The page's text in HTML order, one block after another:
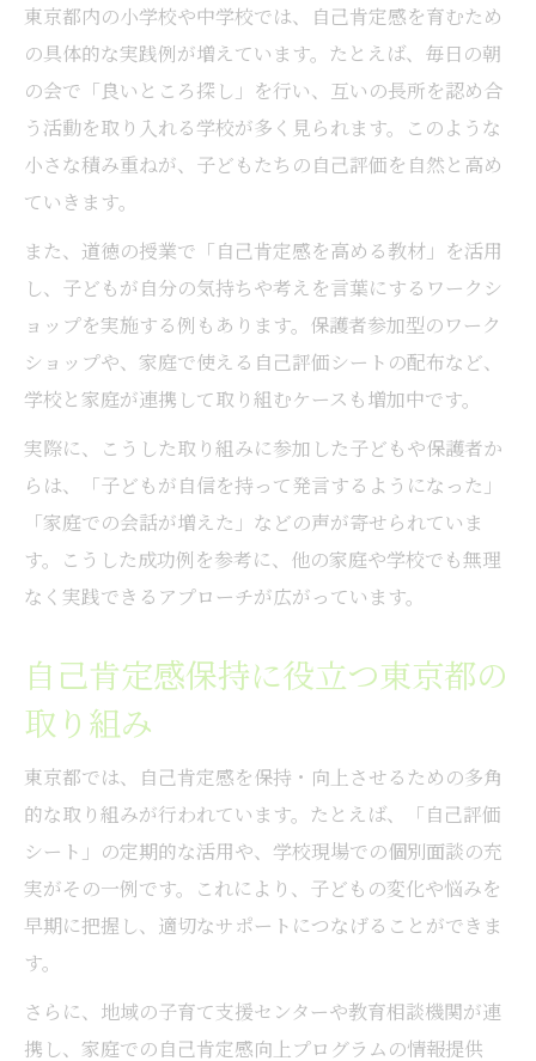
子どもの自己肯定感成長を測定するポイン
ト
自己肯定感の変化を見逃さない観察方法
自己肯定感を高める評価ツールの活用例
自己肯定感が低い人の口癖とその対策
自己肯定感を保つための日常的な心がけ
謙遜文化と自己肯定感の関係を知るポイン
ト
東京都内の小学校や中学校では、自己肯定感を育むため
の具体的な実践例が増えています。たとえば、毎日の朝
の会で「良いところ探し」を行い、互いの長所を認め合
う活動を取り入れる学校が多く見られます。このような
小さな積み重ねが、子どもたちの自己評価を自然と高め
ていきます。
また、道徳の授業で「自己肯定感を高める教材」を活用
し、子どもが自分の気持ちや考えを言葉にするワークシ
ョップを実施する例もあります。保護者参加型のワーク
ショップや、家庭で使える自己評価シートの配布など、
学校と家庭が連携して取り組むケースも増加中です。
実際に、こうした取り組みに参加した子どもや保護者か
らは、「子どもが自信を持って発言するようになった」
「家庭での会話が増えた」などの声が寄せられていま
す。こうした成功例を参考に、他の家庭や学校でも無理
なく実践できるアプローチが広がっています。
自己肯定感保持に役立つ東京都の
取り組み
東京都では、自己肯定感を保持・向上させるための多角
的な取り組みが行われています。たとえば、「自己評価
シート」の定期的な活用や、学校現場での個別面談の充
実がその一例です。これにより、子どもの変化や悩みを
早期に把握し、適切なサポートにつなげることができま
す。
さらに、地域の子育て支援センターや教育相談機関が連
携し、家庭での自己肯定感向上プログラムの情報提供